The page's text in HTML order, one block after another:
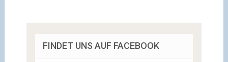
FINDET UNS AUF FACEBOOK